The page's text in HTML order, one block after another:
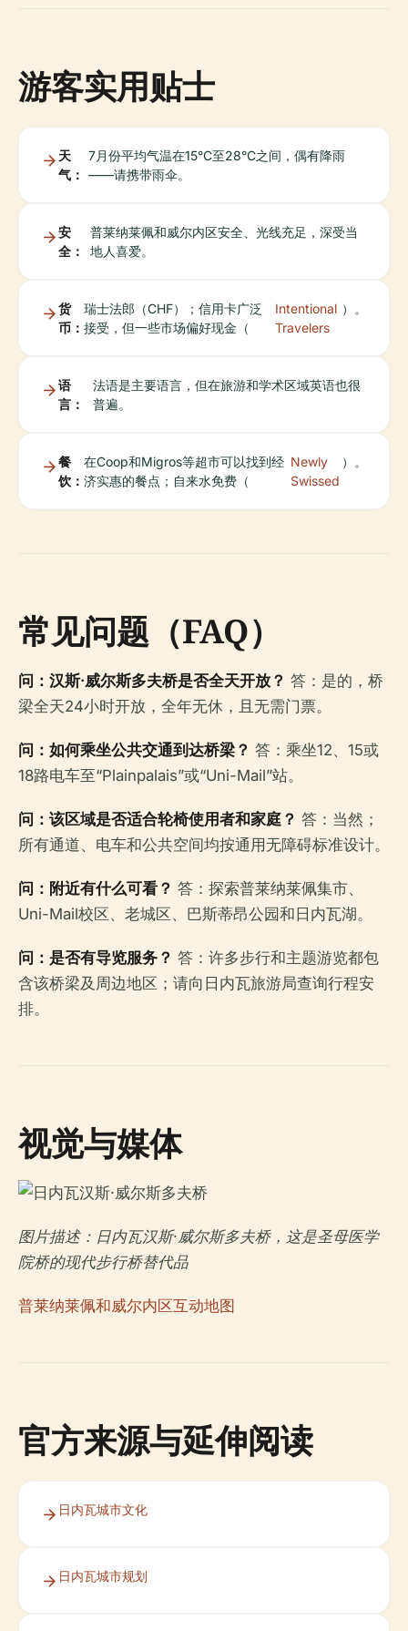
游客实用贴士
天
气：
7月份平均气温在15°C至28°C之间，偶有降雨
——请携带雨伞。
安
全：
普莱纳莱佩和威尔内区安全、光线充足，深受当
地人喜爱。
货
币：
瑞士法郎（CHF）；信用卡广泛
接受，但一些市场偏好现金（
Intentional
Travelers
）。
语
言：
法语是主要语言，但在旅游和学术区域英语也很
普遍。
餐
饮：
在Coop和Migros等超市可以找到经
济实惠的餐点；自来水免费（
Newly
Swissed
）。
常见问题（FAQ）
问：汉斯·威尔斯多夫桥是否全天开放？ 答：是的，桥
梁全天24小时开放，全年无休，且无需门票。
问：如何乘坐公共交通到达桥梁？ 答：乘坐12、15或
18路电车至“Plainpalais”或“Uni-Mail”站。
问：该区域是否适合轮椅使用者和家庭？ 答：当然；
所有通道、电车和公共空间均按通用无障碍标准设计。
问：附近有什么可看？ 答：探索普莱纳莱佩集市、
Uni-Mail校区、老城区、巴斯蒂昂公园和日内瓦湖。
问：是否有导览服务？ 答：许多步行和主题游览都包
含该桥梁及周边地区；请向日内瓦旅游局查询行程安
排。
视觉与媒体
图片描述：日内瓦汉斯·威尔斯多夫桥，这是圣母医学
院桥的现代步行桥替代品
普莱纳莱佩和威尔内区互动地图
官方来源与延伸阅读
日内瓦城市文化
日内瓦城市规划